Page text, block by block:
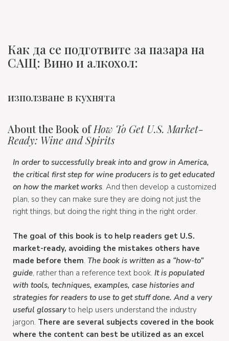
Как да се подготвите за пазара на
САЩ: Вино и алкохол:
използване в кухнята
About the Book ofHow To Get U.S. Market-
Ready: Wine and Spirits
In order to successfully break into and grow in America,
the critical first step for wine producers is to get educated
on how the market works. And then develop a customized
plan, so they can make sure they are doing not just the
right things, but doing the right thing in the right order.
The goal of this book is to help readers get U.S.
market-ready, avoiding the mistakes others have
made before them. The book is written as a “how-to”
guide, rather than a reference text book. It is populated
with tools, techniques, examples, case histories and
strategies for readers to use to get stuff done. And a very
useful glossaryto help users understand the industry
jargon. There are several subjects covered in the book
where the content can best be utilized as an excel